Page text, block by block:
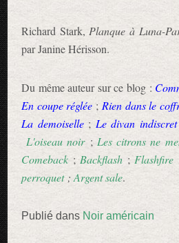
Richard Stark, Planque à Luna-
par Janine Hérisson.
Du même auteur sur ce blog :
En coupe réglée ; Rien dans le
La demoiselle; Le divan indiscret
L'oiseau noir; Les citrons ne
Comeback ;Backflash ; Flashfire
perroquet ; Argent sale.
Publié dans Noir américain